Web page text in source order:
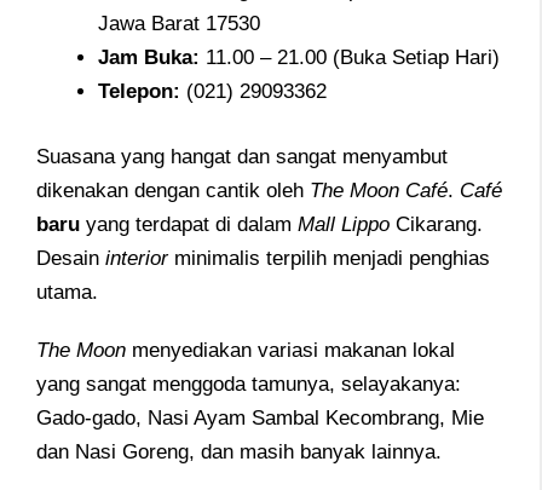
Jawa Barat 17530
Jam Buka: 11.00 – 21.00 (Buka Setiap Hari)
Telepon: (021) 29093362
Suasana yang hangat dan sangat menyambut
dikenakan dengan cantik oleh The Moon Café. Café
baru yang terdapat di dalam Mall Lippo Cikarang.
Desain interiorminimalis terpilih menjadi penghias
utama.
The Moon menyediakan variasi makanan lokal
yang sangat menggoda tamunya, selayakanya:
Gado-gado, Nasi Ayam Sambal Kecombrang, Mie
dan Nasi Goreng, dan masih banyak lainnya.